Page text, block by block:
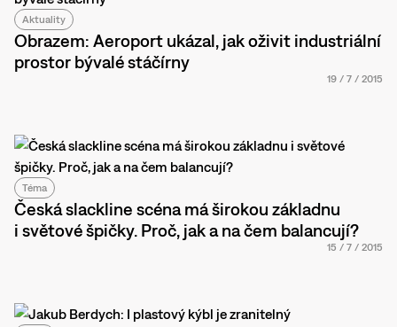
Aktuality
Obrazem: Aeroport ukázal, jak oživit industriální
prostor bývalé stáčírny
19 / 7 / 2015
Téma
Česká slackline scéna má širokou základnu
i světové špičky. Proč, jak a na čem balancují?
15 / 7 / 2015